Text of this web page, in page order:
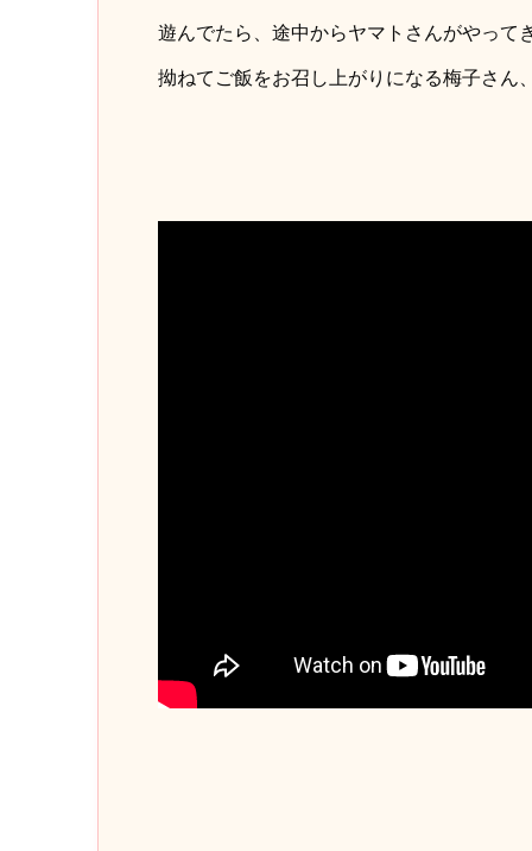
遊んでたら、途中からヤマトさんがやって
拗ねてご飯をお召し上がりになる梅子さん